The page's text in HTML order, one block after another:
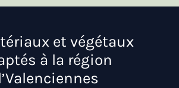
et végétaux
à la région